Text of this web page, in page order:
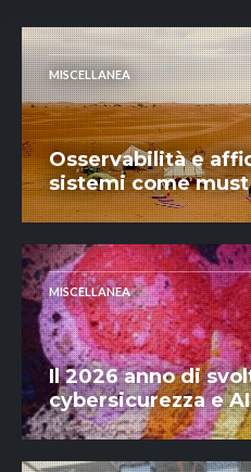
MISCELLANEA
Osservabilità e
sistemi come must
MISCELLANEA
Il 2026 anno di
cybersicurezza e AI